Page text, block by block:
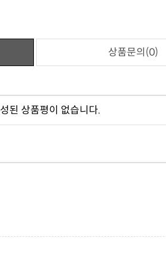
상품문의(0)
된 상품평이 없습니다.